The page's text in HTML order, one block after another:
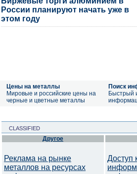
России планируют начать уже в
этом году
Цены на металлы
Мировые и российские цены на
черные и цветные металлы
Поиск
Быстрый
CLASSIFIED
Другое
Реклама на рынке
металлов на ресурсах
Доступ